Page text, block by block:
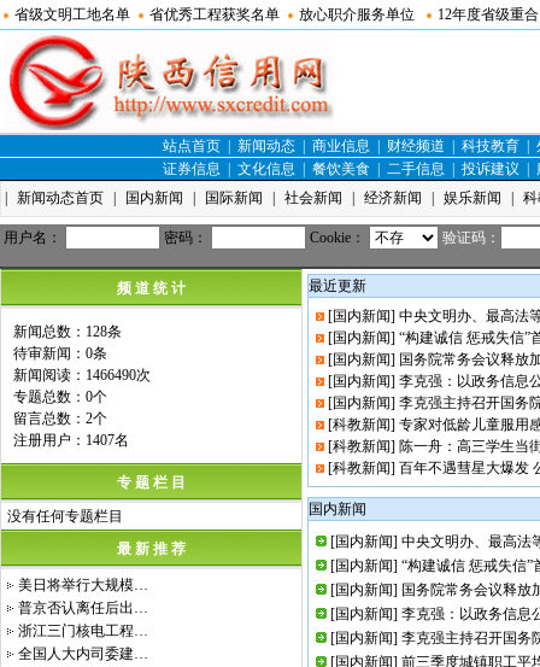
省级文明工地名单 省优秀工程获奖名单 放心职介服务单位 12年度省级重
站点首页 新闻动态 商业信息 财经频道 科技教育
证券信息
文化信息 餐饮美食 二手信息 投诉建议
新闻动态首页 国内新闻 国际新闻 社会新闻 经济新闻 娱乐新闻
用户名： 密码： Cookie： 验证码：
频 道 统 计
新闻总数：128条
待审新闻：0条
新闻阅读：1466490次
专题总数：0个
留言总数：2个
注册用户：1407名
专 题 栏 目
没有任何专题栏目
最 新 推 荐
美日将举行大规模…
普京否认离任后出…
浙江三门核电工程…
全国人大内司委建…
最近更新
[国内新闻] 中央文明办、最高法
[国内新闻] “构建诚信 惩戒失信”
[国内新闻] 国务院常务会议释放
[国内新闻] 李克强：以政务信息
[国内新闻] 李克强主持召开国务
[科教新闻] 专家对低龄儿童服用
[科教新闻] 陈一舟：高三学生当
[科教新闻] 百年不遇彗星大爆发
国内新闻
[国内新闻] 中央文明办、最高
[国内新闻] “构建诚信 惩戒失信”
[国内新闻] 国务院常务会议释
[国内新闻] 李克强：以政务信
[国内新闻] 李克强主持召开国
[国内新闻] 前三季度城镇职工平